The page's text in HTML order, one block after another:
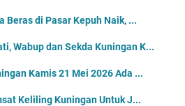
Beras di Pasar Kepuh Naik, ...
Wabup dan Sekda Kuningan K...
Kamis 21 Mei 2026 Ada ...
Keliling Kuningan Untuk J...